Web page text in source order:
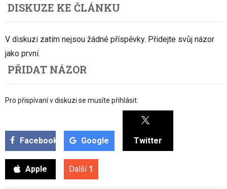
DISKUZE KE ČLÁNKU
V diskuzi zatím nejsou žádné příspěvky. Přidejte svůj názor
jako první.
PŘIDAT NÁZOR
Pro přispívaní v diskuzi se musíte přihlásit:
Facebook Google Twitter
Apple Další 1